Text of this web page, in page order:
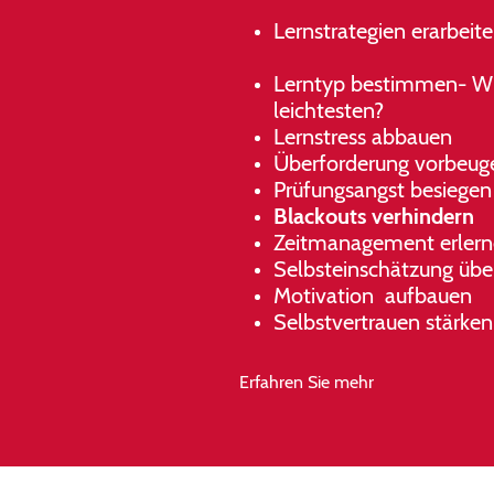
Lernstrategien
Lerntyp bestimmen-
leichtesten?
Lernstress abbauen
Überforderung
Prüfungsangst
Blackouts verhindern
Zeitmanagement
Motivation aufbauen
Selbstvertrauen stärken
Erfahren Sie mehr